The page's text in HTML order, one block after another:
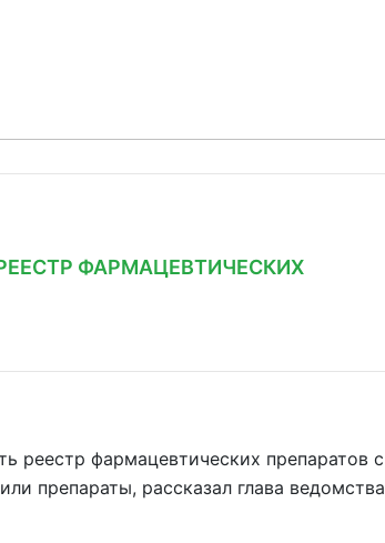
ФАРМАЦЕВТИЧЕСКИХ
реестр фармацевтических препаратов с
препараты, рассказал глава ведомства